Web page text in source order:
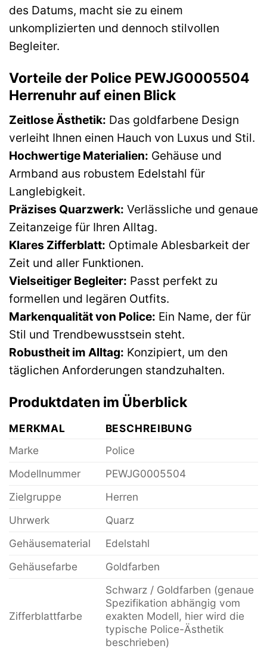
des Datums, macht sie zu einem
unkomplizierten und dennoch stilvollen
Begleiter.
Vorteile der Police PEWJG0005504
Herrenuhr auf einen Blick
Zeitlose Ästhetik: Das goldfarbene Design
verleiht Ihnen einen Hauch von Luxus und Stil.
Hochwertige Materialien: Gehäuse und
Armband aus robustem Edelstahl für
Langlebigkeit.
Präzises Quarzwerk: Verlässliche und genaue
Zeitanzeige für Ihren Alltag.
Klares Zifferblatt: Optimale Ablesbarkeit der
Zeit und aller Funktionen.
Vielseitiger Begleiter: Passt perfekt zu
formellen und legären Outfits.
Markenqualität von Police: Ein Name, der für
Stil und Trendbewusstsein steht.
Robustheit im Alltag: Konzipiert, um den
täglichen Anforderungen standzuhalten.
Produktdaten im Überblick
MERKMAL
BESCHREIBUNG
Marke
Police
Modellnummer
PEWJG0005504
Zielgruppe
Herren
Uhrwerk
Quarz
Gehäusematerial
Edelstahl
Gehäusefarbe
Goldfarben
Zifferblattfarbe
Schwarz / Goldfarben (genaue
Spezifikation abhängig vom
exakten Modell, hier wird die
typische Police-Ästhetik
beschrieben)